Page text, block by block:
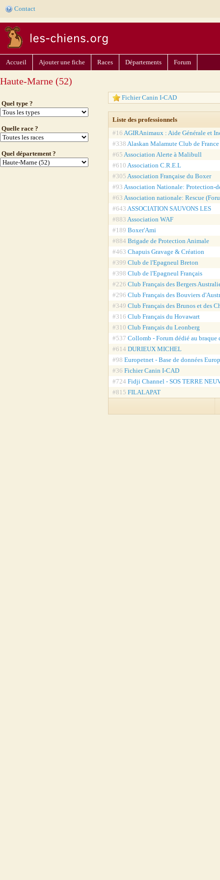
Contact
Accueil Ajouter une fiche Races Départements Forum
Haute-Marne (52)
Quel type ?
Quelle race ?
Quel département ?
Fichier Canin I-CAD
Liste des professionnels
#16 AGIRAnimaux : Aide Générale et
#338 Alaskan Malamute Club de France
#65 Association Alerte à Malibull
#610 Association C.R.E.L
#305 Association Française du Boxer
#93 Association Nationale: Protection-
#63 Association nationale: Rescue
#643 ASSOCIATION SAUVONS LES
#883 Association WAF
#189 Boxer'Ami
#884 Brigade de Protection Animale
#463 Chapuis Gravage & Création
#399 Club de l'Epagneul Breton
#398 Club de l'Epagneul Français
#226 Club Français des Bergers
#296 Club Français des Bouviers
#349 Club Français des Brunos et des
#316 Club Français du Hovawart
#310 Club Français du Leonberg
#537 Collomb - Forum dédié au braque
#614 DURIEUX MICHEL
#98 Europetnet - Base de données
#36 Fichier Canin I-CAD
#724 Fidji Channel - SOS TERRE
#815 FILALAPAT